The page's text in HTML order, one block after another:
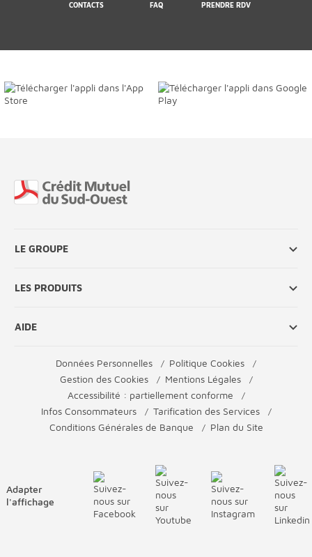
CONTACTS FAQ PRENDRE RDV
LE GROUPE
LES PRODUITS
AIDE
Données Personnelles
Politique Cookies
Gestion des Cookies
Mentions Légales
Accessibilité : partiellement conforme
Infos Consommateurs
Tarification des Services
Conditions Générales de Banque
Plan du Site
Adapter
l'affichage
Fin de page